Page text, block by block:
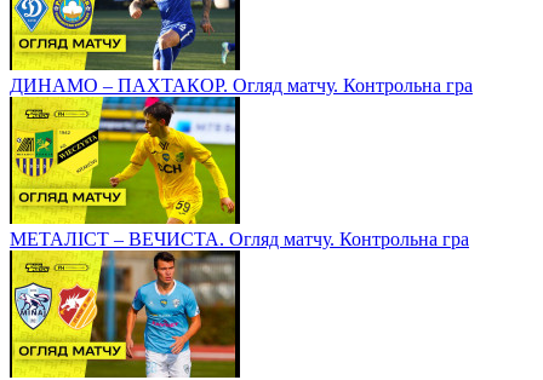
ДИНАМО – ПАХТАКОР. Огляд матчу. Контрольна гра
МЕТАЛІСТ – ВЕЧИСТА. Огляд матчу. Контрольна гра